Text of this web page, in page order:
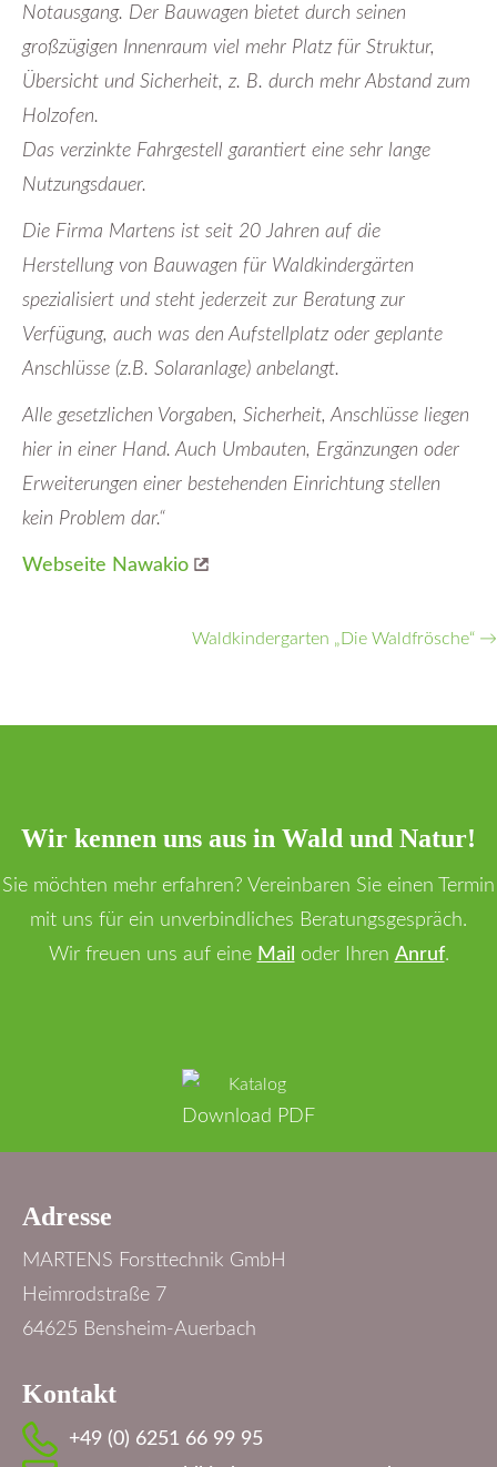
Notausgang. Der Bauwagen bietet durch seinen
großzügigen Innenraum viel mehr Platz für Struktur,
Übersicht und Sicherheit, z. B. durch mehr Abstand zum
Holzofen.
Das verzinkte Fahrgestell garantiert eine sehr lange
Nutzungsdauer.
Die Firma Martens ist seit 20 Jahren auf die
Herstellung von Bauwagen für Waldkindergärten
spezialisiert und steht jederzeit zur Beratung zur
Verfügung, auch was den Aufstellplatz oder geplante
Anschlüsse (z.B. Solaranlage) anbelangt.
Alle gesetzlichen Vorgaben, Sicherheit, Anschlüsse liegen
hier in einer Hand. Auch Umbauten, Ergänzungen oder
Erweiterungen einer bestehenden Einrichtung stellen
kein Problem dar.“
Webseite Nawakio
Waldkindergarten „Die Waldfrösche“ →
Wir kennen uns aus in Wald und Natur!
Sie möchten mehr erfahren? Vereinbaren Sie einen Termin
mit uns für ein unverbindliches Beratungsgespräch.
Wir freuen uns auf eine Mail oder Ihren Anruf.
Download PDF
Adresse
MARTENS Forsttechnik GmbH
Heimrodstraße 7
64625 Bensheim-Auerbach
Kontakt
+49 (0) 6251 66 99 95